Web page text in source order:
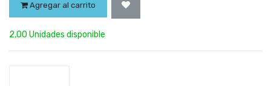
Agregar al carrito
2,00 Unidades disponible